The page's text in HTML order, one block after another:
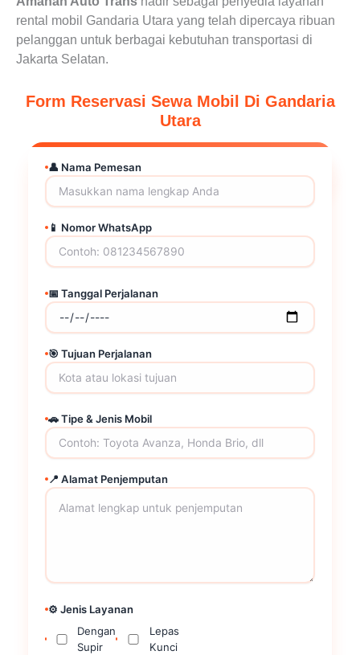
rental mobil Gandaria Utara yang telah dipercaya ribuan
pelanggan untuk berbagai kebutuhan transportasi di
Jakarta Selatan.
Form Reservasi Sewa Mobil Di Gandaria
Utara
👤 Nama Pemesan
📱 Nomor WhatsApp
📅 Tanggal Perjalanan
🎯 Tujuan Perjalanan
🚗 Tipe & Jenis Mobil
📍 Alamat Penjemputan
⚙️ Jenis Layanan
Dengan
Supir
Lepas
Kunci